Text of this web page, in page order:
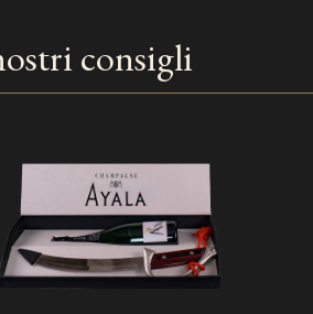
consigli